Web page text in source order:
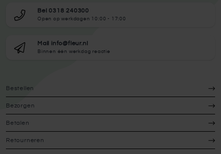
Bel 0318 240300
Open op werkdagen 10:00 - 17:00
Mail info@fleur.nl
Binnen één werkdag reactie
Bestellen
Bezorgen
Betalen
Retourneren